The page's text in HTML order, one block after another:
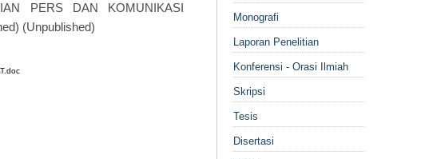
PERS DAN KOMUNIKASI
(Unpublished)
Monografi
Laporan Penelitian
Konferensi - Orasi Ilmiah
Skripsi
Tesis
Disertasi